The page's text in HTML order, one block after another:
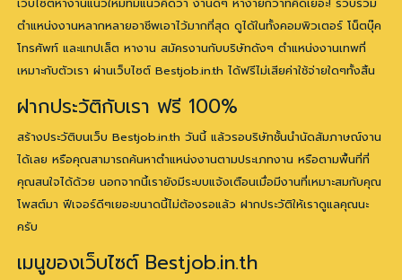
ตำแหน่งงานหลากหลายอาชีพเอาไว้มากที่สุด ดูได้ในทั้งคอมพิวเตอร์ โน็ตบุ๊ค
โทรศัพท์ และแทปเล็ต หางาน สมัครงานกับบริษัทดังๆ ตำแหน่งงานเทพที่
เหมาะกับตัวเรา ผ่านเว็บไซต์ Bestjob.in.th ได้ฟรีไม่เสียค่าใช้จ่ายใดๆทั้งสิ้น
ฝากประวัติกับเรา ฟรี 100%
สร้างประวัติบนเว็บ Bestjob.in.th วันนี้ แล้วรอบริษัทชั้นนำนัดสัมภาษณ์งาน
ได้เลย หรือคุณสามารถค้นหาตำแหน่งงานตามประเภทงาน หรือตามพื้นที่ที่
คุณสนใจได้ด้วย นอกจากนี้เรายังมีระบบแจ้งเตือนเมื่อมีงานที่เหมาะสมกับคุณ
โพสต์มา ฟีเจอร์ดีๆเยอะขนาดนี้ไม่ต้องรอแล้ว ฝากประวัติให้เราดูแลคุณนะ
ครับ
เมนูของเว็บไซต์ Bestjob.in.th